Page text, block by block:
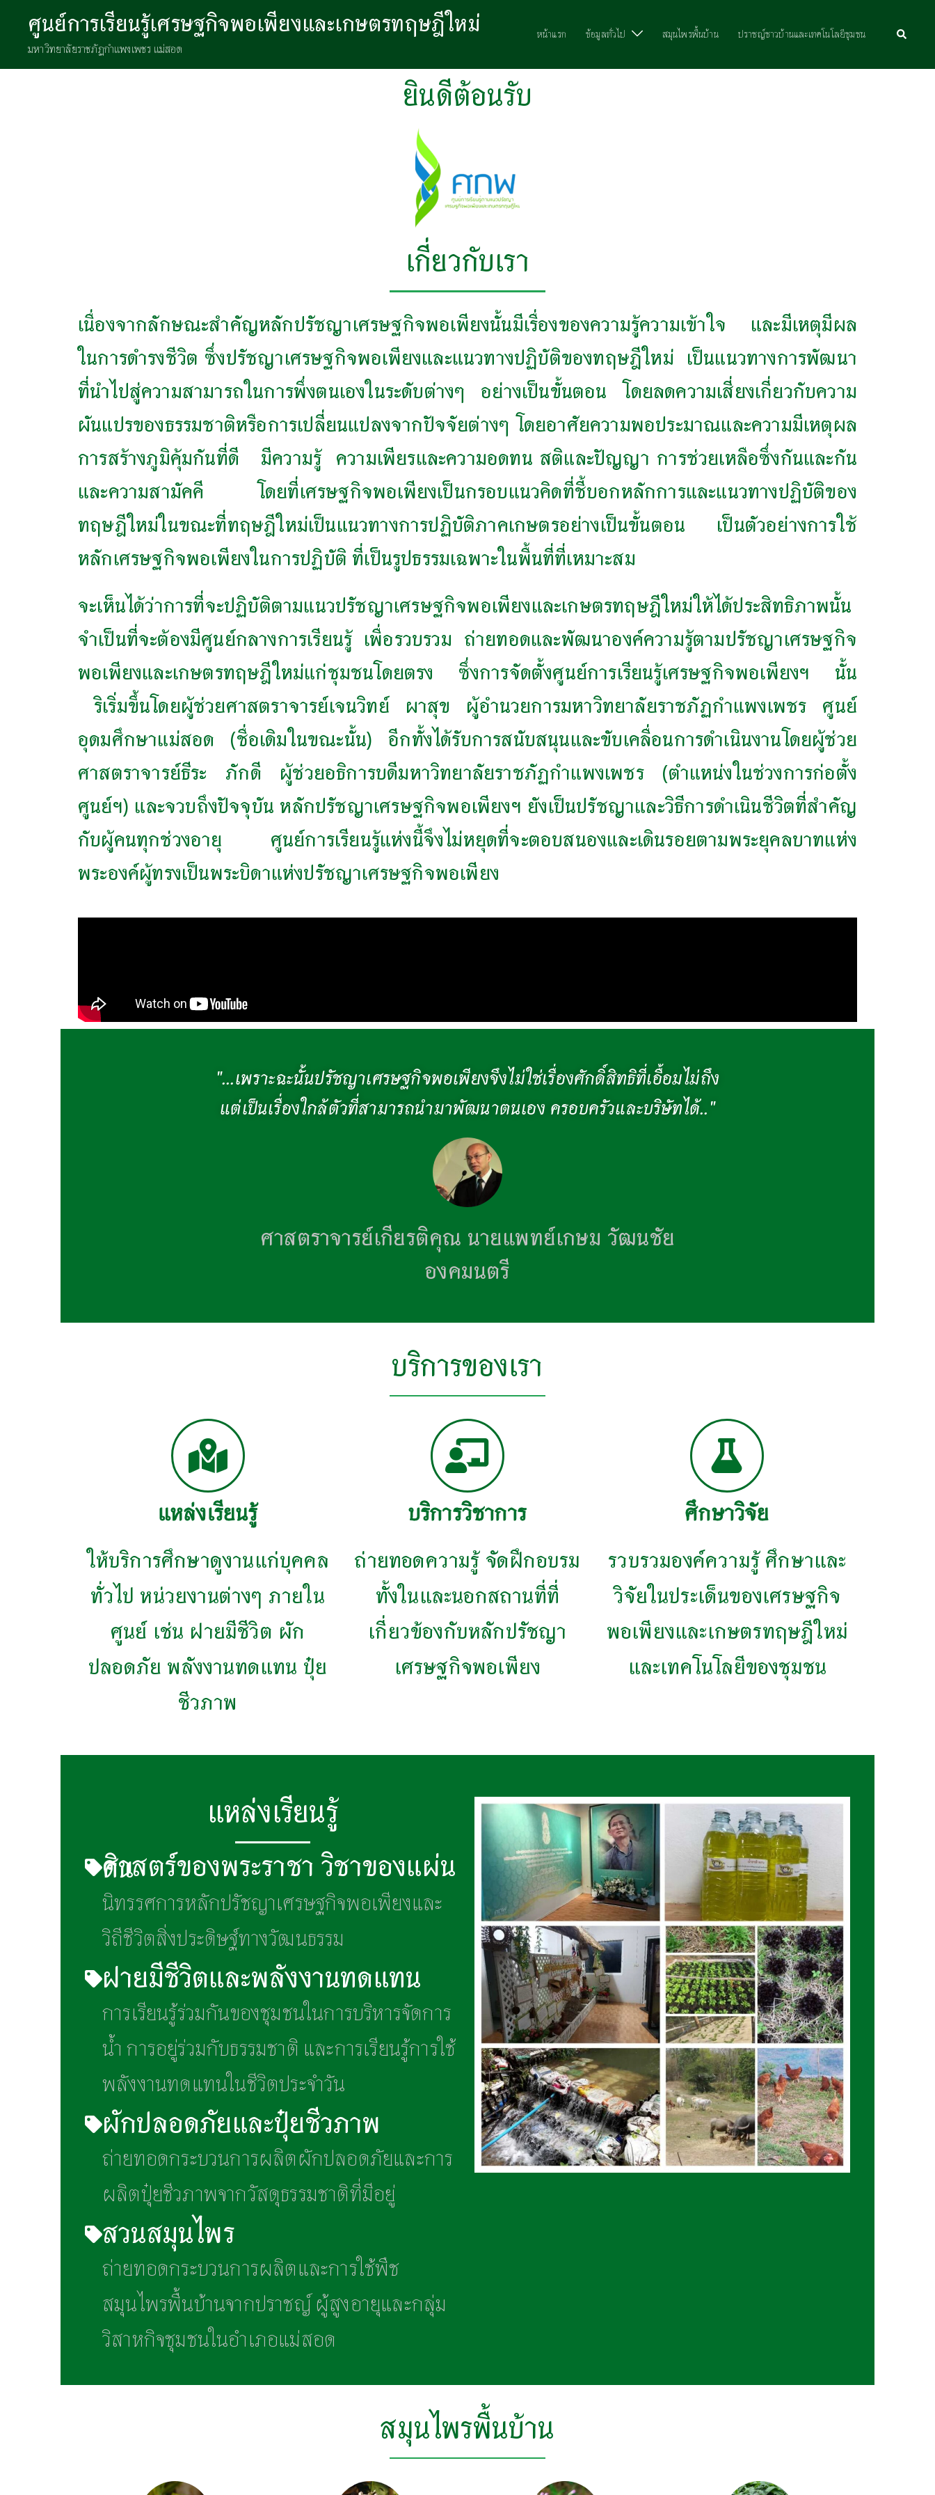
ศูนย์การเรียนรู้เศรษฐกิจพอเพียงและเกษตรทฤษฎีใหม่
มหาวิทยาลัยราชภัฏกำแพงเพชร แม่สอด
หน้าแรก ข้อมูลทั่วไป สมุนไพรพื้นบ้าน ปราชญ์ชาวบ้านและเทคโนโลยีชุมชน​
ยินดีต้อนรับ
เกี่ยวกับเรา
เนื่องจากลักษณะสำคัญหลักปรัชญาเศรษฐกิจพอเพียงนั้นมีเรื่องของความรู้ความเข้าใจ และมีเหตุมีผล
ในการดำรงชีวิต ซึ่งปรัชญาเศรษฐกิจพอเพียงและแนวทางปฏิบัติของทฤษฎีใหม่ เป็นแนวทางการพัฒนา
ที่นำไปสู่ความสามารถในการพึ่งตนเองในระดับต่างๆ อย่างเป็นขั้นตอน โดยลดความเสี่ยงเกี่ยวกับความ
ผันแปรของธรรมชาติหรือการเปลี่ยนแปลงจากปัจจัยต่างๆ โดยอาศัยความพอประมาณและความมีเหตุผล
การสร้างภูมิคุ้มกันที่ดี มีความรู้ ความเพียรและความอดทน สติและปัญญา การช่วยเหลือซึ่งกันและกัน
และความสามัคคี โดยที่เศรษฐกิจพอเพียงเป็นกรอบแนวคิดที่ชี้บอกหลักการและแนวทางปฏิบัติของ
ทฤษฎีใหม่ในขณะที่ทฤษฎีใหม่เป็นแนวทางการปฏิบัติภาคเกษตรอย่างเป็นขั้นตอน เป็นตัวอย่างการใช้
หลักเศรษฐกิจพอเพียงในการปฏิบัติ ที่เป็นรูปธรรมเฉพาะในพื้นที่ที่เหมาะสม
จะเห็นได้ว่าการที่จะปฏิบัติตามแนวปรัชญาเศรษฐกิจพอเพียงและเกษตรทฤษฎีใหม่ให้ได้ประสิทธิภาพนั้น
จำเป็นที่จะต้องมีศูนย์กลางการเรียนรู้ เพื่อรวบรวม ถ่ายทอดและพัฒนาองค์ความรู้ตามปรัชญาเศรษฐกิจ
พอเพียงและเกษตรทฤษฎีใหม่แก่ชุมชนโดยตรง ซึ่งการจัดตั้งศูนย์การเรียนรู้เศรษฐกิจพอเพียงฯ นั้น
ริเริ่มขึ้นโดยผู้ช่วยศาสตราจารย์เจนวิทย์ ผาสุข ผู้อำนวยการมหาวิทยาลัยราชภัฏกำแพงเพชร ศูนย์
อุดมศึกษาแม่สอด (ชื่อเดิมในขณะนั้น) อีกทั้งได้รับการสนับสนุนและขับเคลื่อนการดำเนินงานโดยผู้ช่วย
ศาสตราจารย์ธีระ ภักดี ผู้ช่วยอธิการบดีมหาวิทยาลัยราชภัฏกำแพงเพชร (ตำแหน่งในช่วงการก่อตั้ง
ศูนย์ฯ) และจวบถึงปัจจุบัน หลักปรัชญาเศรษฐกิจพอเพียงฯ ยังเป็นปรัชญาและวิธีการดำเนินชีวิตที่สำคัญ
กับผู้คนทุกช่วงอายุ ศูนย์การเรียนรู้แห่งนี้จึงไม่หยุดที่จะตอบสนองและเดินรอยตามพระยุคลบาทแห่ง
พระองค์ผู้ทรงเป็นพระบิดาแห่งปรัชญาเศรษฐกิจพอเพียง
"...เพราะฉะนั้นปรัชญาเศรษฐกิจพอเพียงจึงไม่ใช่เรื่องศักดิ์สิทธิที่เอื้อมไม่ถึง
แต่เป็นเรื่องใกล้ตัวที่สามารถนำมาพัฒนาตนเอง ครอบครัวและบริษัทได้.."
ศาสตราจารย์เกียรติคุณ นายแพทย์เกษม วัฒนชัย
องคมนตรี
บริการของเรา
แหล่งเรียนรู้
ให้บริการศึกษาดูงานแก่บุคคล
ทั่วไป หน่วยงานต่างๆ ภายใน
ศูนย์ เช่น ฝายมีชีวิต ผัก
ปลอดภัย พลังงานทดแทน ปุ๋ย
ชีวภาพ
บริการวิชาการ
ถ่ายทอดความรู้ จัดฝึกอบรม
ทั้งในและนอกสถานที่ที่
เกี่ยวข้องกับหลักปรัชญา
เศรษฐกิจพอเพียง
ศึกษาวิจัย
รวบรวมองค์ความรู้ ศึกษาและ
วิจัยในประเด็นของเศรษฐกิจ
พอเพียงและเกษตรทฤษฎีใหม่
และเทคโนโลยีของชุมชน
แหล่งเรียนรู้
ศาสตร์ของพระราชา วิชาของแผ่นดิน
นิทรรศการหลักปรัชญาเศรษฐกิจพอเพียงและ
วิถีชีวิตสิ่งประดิษฐ์ทางวัฒนธรรม
ฝายมีชีวิตและพลังงานทดแทน​
การเรียนรู้ร่วมกันของชุมชนในการบริหารจัดการ
น้ำ การอยู่ร่วมกับธรรมชาติ และการเรียนรู้การใช้
พลังงานทดแทนในชีวิตประจำวัน​
ผักปลอดภัยและปุ๋ยชีวภาพ​
ถ่ายทอดกระบวนการผลิตผักปลอดภัยและการ
ผลิตปุ๋ยชีวภาพจากวัสดุธรรมชาติที่มีอยู่​
สวนสมุนไพร
ถ่ายทอดกระบวนการผลิตและการใช้พืช
สมุนไพรพื้นบ้านจากปราชญ์ ผู้สูงอายุและกลุ่ม
วิสาหกิจชุมชนในอำเภอแม่สอด
สมุนไพรพื้นบ้าน